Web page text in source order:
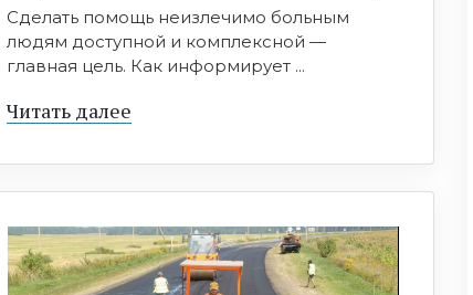
Сделать помощь неизлечимо больным
людям доступной и комплексной —
главная цель. Как информирует ...
Читать далее